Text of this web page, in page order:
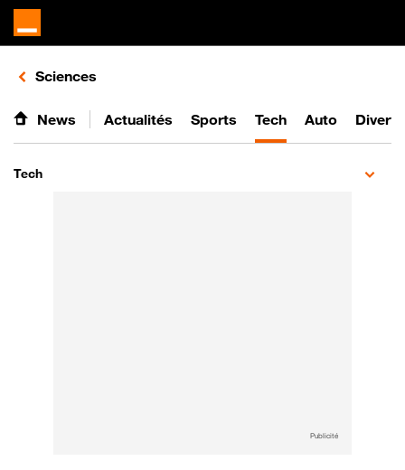
Retours vers le listing d'articles de la catégorie
Sciences
News Actualités Sports Tech Auto
Tech
Publicité